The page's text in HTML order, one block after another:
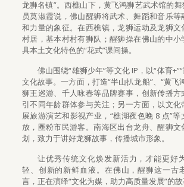
龙狮名镇”。西樵山下，黄飞鸿狮艺武术馆的
员莫淑霞说，佛山醒狮将武术、舞蹈和音乐
和力量的象征。在西樵镇，龙狮运动及龙狮文
村居，基本村村有狮队；醒狮操在佛山的中小
具本土文化特色的“花式”课间操。
佛山围绕“雄狮少年”等文化 IP，以“体育
文化故事。一方面，打造“半山扒龙船”、“黄飞
狮王巡游、千人咏春等品牌赛事，创新传播方
引不同年龄群体参与关注；另一方面，以文
展旅游演艺和影视产业，“樵湖夜色晚 8 点”
放，圈粉市民游客。南海区出台龙舟、醒狮
划，致力于讲好龙狮故事，传播城市形象。
让优秀传统文化焕发新活力，才能更好
轻、创新的新鲜血液。在佛山，醒狮这一古
言，正在演绎“文化为媒，助力高质量发展”的故